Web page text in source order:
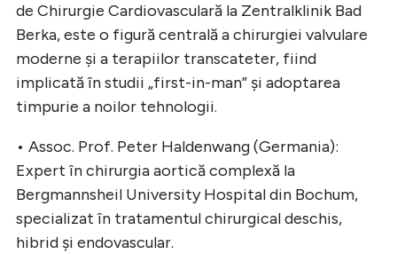
de Chirurgie Cardiovasculară la Zentralklinik Bad
Berka, este o figură centrală a chirurgiei valvulare
moderne și a terapiilor transcateter, fiind
implicată în studii „first-in-man” și adoptarea
timpurie a noilor tehnologii.
• Assoc. Prof. Peter Haldenwang (Germania):
Expert în chirurgia aortică complexă la
Bergmannsheil University Hospital din Bochum,
specializat în tratamentul chirurgical deschis,
hibrid și endovascular.